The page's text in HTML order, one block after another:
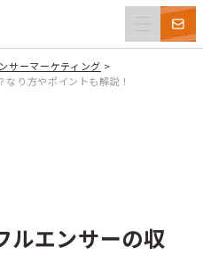
サーマーケティング >
り方やポイントも解説！
ルエンサーの収